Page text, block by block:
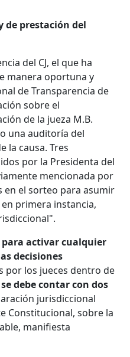
de prestación del
del CJ, el que ha
manera oportuna y
de Transparencia de
sobre el
de la jueza M.B.
una auditoría del
la causa. Tres
por la Presidenta del
mencionada por
el sorteo para asumir
primera instancia,
para activar cualquier
decisiones
por los jueces dentro de
se debe contar con dos
jurisdiccional
Constitucional, sobre la
manifiesta